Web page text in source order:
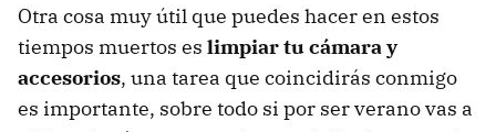
Otra cosa muy útil que puedes hacer en estos
tiempos muertos es limpiar tu cámara y
accesorios, una tarea que coincidirás conmigo
es importante, sobre todo si por ser verano vas a